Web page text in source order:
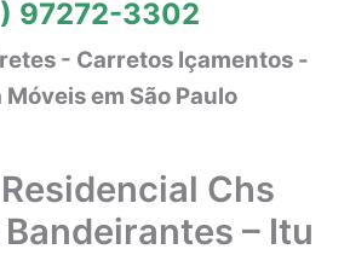
97272-3302
- Carretos Içamentos -
Móveis em São Paulo
Chs
– Itu